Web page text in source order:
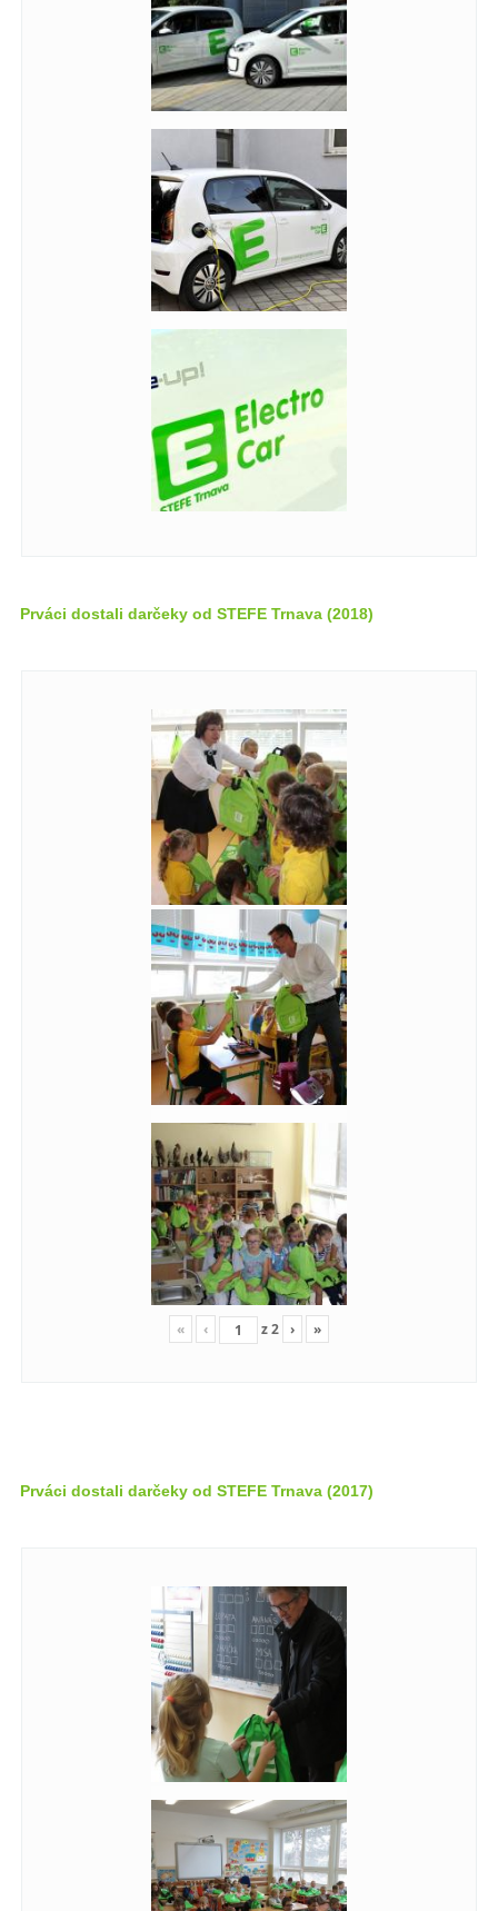
Prváci dostali darčeky od STEFE Trnava (2018)
« ‹ z2 › »
Prváci dostali darčeky od STEFE Trnava (2017)